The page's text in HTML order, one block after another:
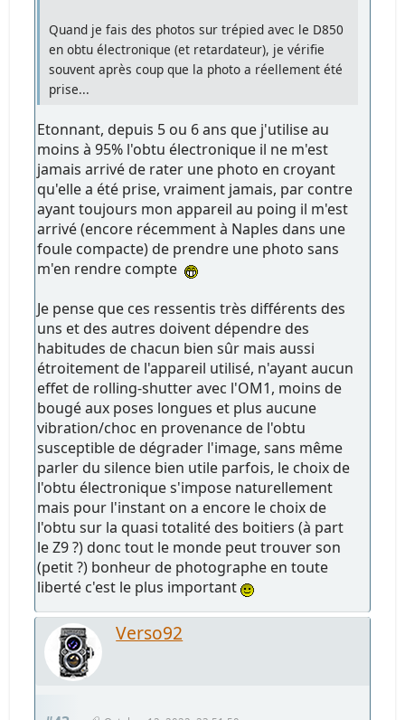
Quand je fais des photos sur trépied avec le D850
en obtu électronique (et retardateur), je vérifie
souvent après coup que la photo a réellement été
prise...
Etonnant, depuis 5 ou 6 ans que j'utilise au
moins à 95% l'obtu électronique il ne m'est
jamais arrivé de rater une photo en croyant
qu'elle a été prise, vraiment jamais, par contre
ayant toujours mon appareil au poing il m'est
arrivé (encore récemment à Naples dans une
foule compacte) de prendre une photo sans
m'en rendre compte
Je pense que ces ressentis très différents des
uns et des autres doivent dépendre des
habitudes de chacun bien sûr mais aussi
étroitement de l'appareil utilisé, n'ayant aucun
effet de rolling-shutter avec l'OM1, moins de
bougé aux poses longues et plus aucune
vibration/choc en provenance de l'obtu
susceptible de dégrader l'image, sans même
parler du silence bien utile parfois, le choix de
l'obtu électronique s'impose naturellement
mais pour l'instant on a encore le choix de
l'obtu sur la quasi totalité des boitiers (à part
le Z9 ?) donc tout le monde peut trouver son
(petit ?) bonheur de photographe en toute
liberté c'est le plus important
Verso92